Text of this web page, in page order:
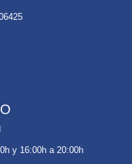
y 16:00h a 20:00h